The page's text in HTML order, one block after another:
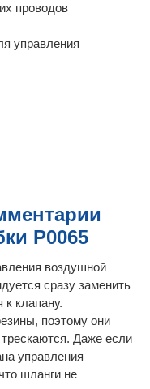
проводов
управления
P0065
воздушной
сразу заменить
клапану.
поэтому они
Даже если
управления
шланги не